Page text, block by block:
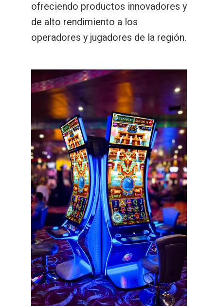
ofreciendo productos innovadores y
de alto rendimiento a los
operadores y jugadores de la región.